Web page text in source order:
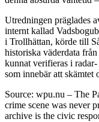
Utredningen präglades
internt kallad
i Trollhättan, körde till
historiska väderdata
kunnat verifieras i
som innebär att
Source: wpu.nu – The
crime scene was never
archive is the civic